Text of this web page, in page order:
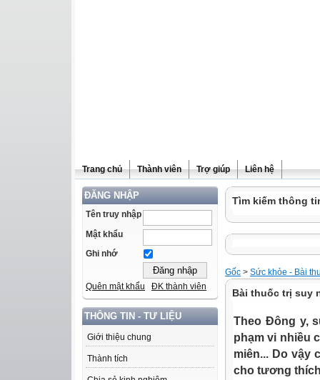
Trang chủ Thành viên Trợ giúp Liên hệ
ĐĂNG NHẬP
Tên truy nhập
Mật khẩu
Ghi nhớ
Quên mật khẩu ĐK thành viên
THÔNG TIN - TƯ LIỆU
Giới thiệu chung
Thành tích
Tìm kiếm thông
Gốc > Sức khỏe - Bài
Bài thuốc trị suy
Theo Đông y,
phạm vi nhiều
miên... Do vậy
cho tương